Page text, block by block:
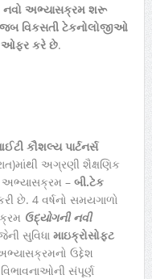
નવો અભ્યાસક્રમ શરૂ
વિકસતી ટેકનોલોજીઓ
ઓફર કરે છે.
કૌશલ્ય પાર્ટનર્સ
અગ્રણી શૈક્ષણિક
– બી.ટેક
છે. 4 વર્ષનો સમયગાળો
ઉદ્યોગની નવી
સુવિધા માઇક્રોસોફ્ટ
ઉદ્દેશ
સંપૂર્ણ